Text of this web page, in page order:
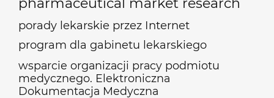
pharmaceutical market research
porady lekarskie przez Internet
program dla gabinetu lekarskiego
wsparcie organizacji pracy podmiotu
medycznego. Elektroniczna
Dokumentacja Medyczna